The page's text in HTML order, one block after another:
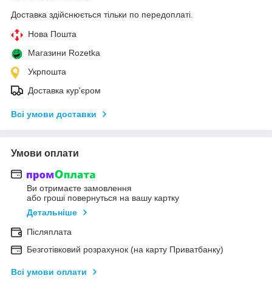
Доставка здійснюється тільки по передоплаті.
Нова Пошта
Магазини Rozetka
Укрпошта
Доставка кур'єром
Всі умови доставки
Умови оплати
Ви отримаєте замовлення
або гроші повернуться на вашу картку
Детальніше
Післяплата
Безготівковий розрахунок (на карту Приватбанку)
Всі умови оплати